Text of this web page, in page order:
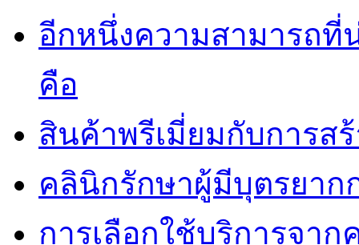
อีกหนึ่งความสามารถที่
คือ
สินค้าพรีเมี่ยมกับการส
คลินิกรักษาผู้มีบุตรยาก
การเลือกใช้บริการจา